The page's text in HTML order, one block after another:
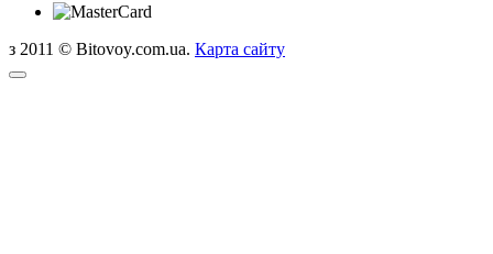
з 2011 © Bitovoy.com.ua. Карта сайту